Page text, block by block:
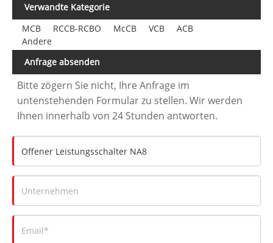
Verwandte Kategorie
MCB
RCCB-RCBO McCB VCB
ACB
Andere
Anfrage absenden
Bitte zögern Sie nicht, Ihre Anfrage im
untenstehenden Formular zu stellen. Wir werden
Ihnen innerhalb von 24 Stunden antworten.